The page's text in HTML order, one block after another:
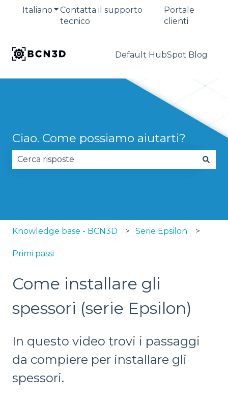
Italiano Mostra sottomenu per le traduzioni
Contatta il supporto
tecnico
Portale
clienti
Default HubSpot Blog
Ciao. Come possiamo aiutarti?
Knowledge base - BCN3D Serie Epsilon
Primi passi
Come installare gli
spessori (serie Epsilon)
In questo video trovi i passaggi
da compiere per installare gli
spessori.